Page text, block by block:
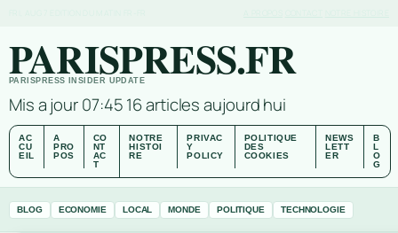
PARISPRESS.FR
PARISPRESS INSIDER UPDATE
Mis a jour 07:4516 articles aujourd hui
AC
CU
EIL
A
PRO
POS
CO
NT
AC
T
NOTRE
HISTOI
RE
PRIVAC
Y
POLICY
POLITIQUE
DES
COOKIES
NEWS
LETT
ER
B
L
O
G
BLOG ECONOMIE LOCAL MONDE POLITIQUE TECHNOLOGIE